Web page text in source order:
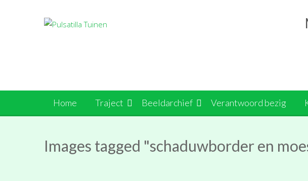
Home Traject Beeldarchief Verantwoord bezig
Images tagged "schaduwborder en